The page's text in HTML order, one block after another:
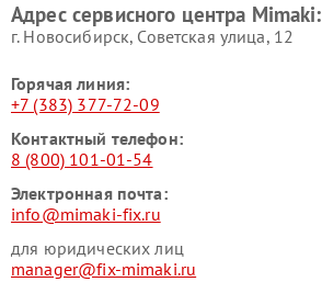
Адрес сервисного центра Mimaki:
г. Новосибирск, Советская улица, 12
Горячая линия:
+7 (383) 377-72-09
Контактный телефон:
8 (800) 101-01-54
Электронная почта:
info@mimaki-fix.ru
для юридических лиц
manager@fix-mimaki.ru